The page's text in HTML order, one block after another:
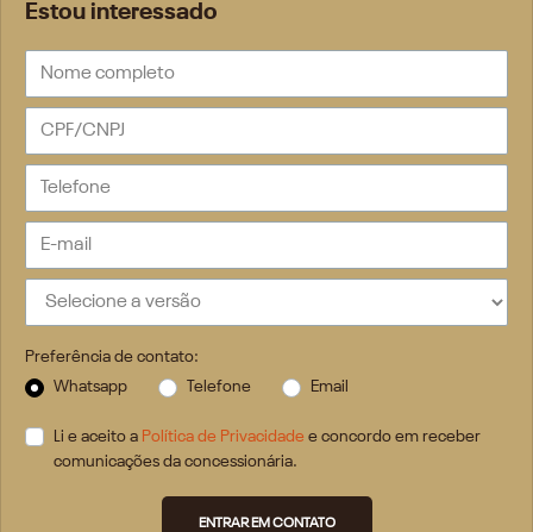
Estou interessado
Preferência de contato:
Whatsapp
Telefone Email
Li e aceito a Política de Privacidade e concordo em receber
comunicações da concessionária.
ENTRAR EM CONTATO